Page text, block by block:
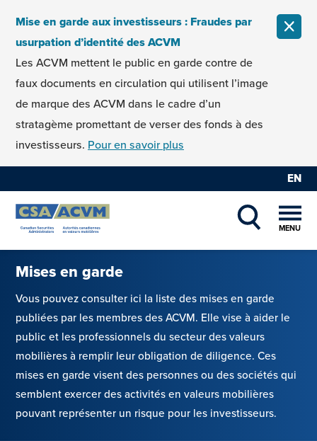
Mise en garde aux investisseurs : Fraudes par
usurpation d’identité des ACVM
Les ACVM mettent le public en garde contre de
faux documents en circulation qui utilisent l’image
de marque des ACVM dans le cadre d’un
stratagème promettant de verser des fonds à des
investisseurs. Pour en savoir plus
EN
SHOW
MENU
Mises en garde
Vous pouvez consulter ici la liste des mises en garde
publiées par les membres des ACVM. Elle vise à aider le
public et les professionnels du secteur des valeurs
mobilières à remplir leur obligation de diligence. Ces
mises en garde visent des personnes ou des sociétés qui
semblent exercer des activités en valeurs mobilières
pouvant représenter un risque pour les investisseurs.